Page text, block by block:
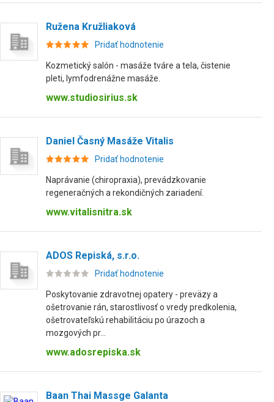
Ružena Kružliaková
Pridať hodnotenie
Kozmetický salón - masáže tváre a tela, čistenie
pleti, lymfodrenážne masáže.
www.studiosirius.sk
Daniel Časný Masáže Vitalis
Pridať hodnotenie
Naprávanie (chiropraxia), prevádzkovanie
regeneračných a rekondičných zariadení.
www.vitalisnitra.sk
ADOS Repiská, s.r.o.
Pridať hodnotenie
Poskytovanie zdravotnej opatery - preväzy a
ošetrovanie rán, starostlivosť o vredy predkolenia,
ošetrovateľskú rehabilitáciu po úrazoch a
mozgových pr...
www.adosrepiska.sk
Baan Thai Massge Galanta